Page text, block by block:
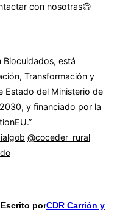
con nosotras😄
Biocuidados, está
Transformación y
Estado del Ministerio de
y financiado por la
@coceder_rural
Escrito porCDR Carrión y